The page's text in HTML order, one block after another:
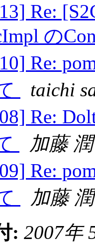
Re:
の
Re:
taichi
Re:
加藤
Re:
加藤
: 2007年